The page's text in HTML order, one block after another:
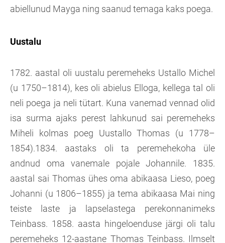
abiellunud Mayga ning saanud temaga kaks poega.
Uustalu
1782. aastal oli uustalu peremeheks Ustallo Michel
(u 1750–1814), kes oli abielus Elloga, kellega tal oli
neli poega ja neli tütart. Kuna vanemad vennad olid
isa surma ajaks perest lahkunud sai peremeheks
Miheli kolmas poeg Uustallo Thomas (u 1778–
1854).1834. aastaks oli ta peremehekoha üle
andnud oma vanemale pojale Johannile. 1835.
aastal sai Thomas ühes oma abikaasa Lieso, poeg
Johanni (u 1806–1855) ja tema abikaasa Mai ning
teiste laste ja lapselastega perekonnanimeks
Teinbass. 1858. aasta hingeloenduse järgi oli talu
peremeheks 12-aastane Thomas Teinbass. Ilmselt